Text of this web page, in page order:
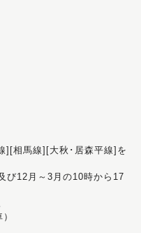
][相馬線][大秋･居森平線]を
び12月～3月の10時から17